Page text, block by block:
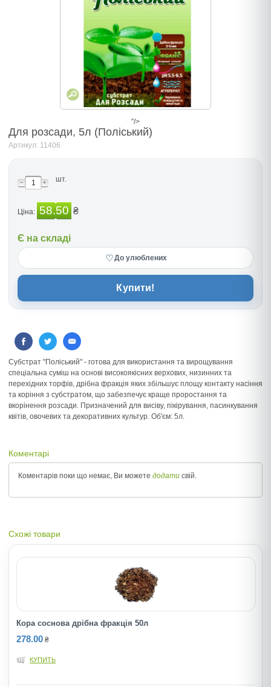
"/>
Для розсади, 5л (Поліський)
Артикул: 11406
шт.
Ціна: 58.50 ₴
Є на складі
♡До улюблених
Купити!
Cубстрат "Поліський" - готова для використання та вирощування
спеціальна суміш на основі високоякісних верхових, низинних та
перехідних торфів, дрібна фракція яких збільшує площу контакту насіння
та коріння з субстратом, що забезпечує краще проростання та
вкорінення розсади. Призначений для висіву, пікірування, пасинкування
квітів, овочевих та декоративних культур. Об'єм: 5л.
Коментарі
Коментарів поки що немає, Ви можете додати свій.
Схожі товари
Кора соснова дрібна фракція 50л
278.00 ₴
КУПИТЬ